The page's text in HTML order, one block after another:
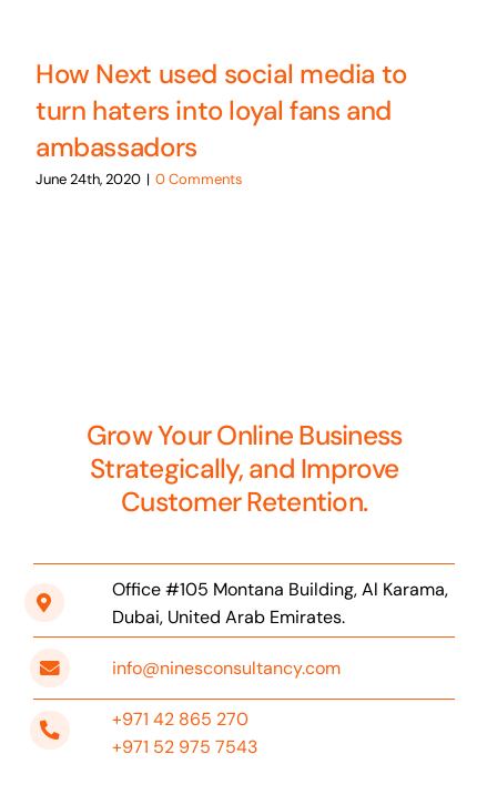
How Next used social media to
turn haters into loyal fans and
ambassadors
June 24th, 2020 | 0 Comments
Grow Your Online Business
Strategically, and Improve
Customer Retention.
Office #105 Montana Building, Al Karama,
Dubai, United Arab Emirates.
info@ninesconsultancy.com
+971 42 865 270
+971 52 975 7543